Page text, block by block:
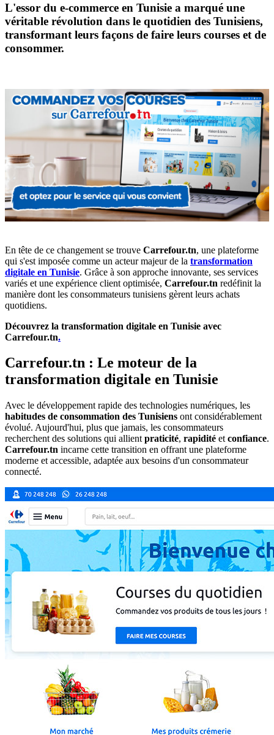
L'essor du e-commerce en Tunisie a marqué une
véritable révolution dans le quotidien des Tunisiens,
transformant leurs façons de faire leurs courses et de
consommer.
En tête de ce changement se trouve Carrefour.tn, une plateforme
qui s'est imposée comme un acteur majeur de la transformation
digitale en Tunisie. Grâce à son approche innovante, ses services
variés et une expérience client optimisée, Carrefour.tn redéfinit la
manière dont les consommateurs tunisiens gèrent leurs achats
quotidiens.
Découvrez la transformation digitale en Tunisie avec
Carrefour.tn.
Carrefour.tn : Le moteur de la
transformation digitale en Tunisie
Avec le développement rapide des technologies numériques, les
habitudes de consommation des Tunisiens ont considérablement
évolué. Aujourd'hui, plus que jamais, les consommateurs
recherchent des solutions qui allient praticité, rapidité et confiance.
Carrefour.tn incarne cette transition en offrant une plateforme
moderne et accessible, adaptée aux besoins d'un consommateur
connecté.